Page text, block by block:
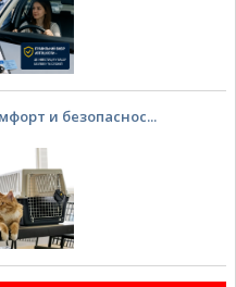
и безопаснос...